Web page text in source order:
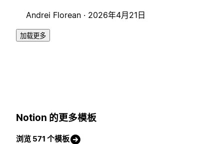
Andrei Florean · 2026年4月21日
加载更多
Notion 的更多模板
浏览 571 个模板